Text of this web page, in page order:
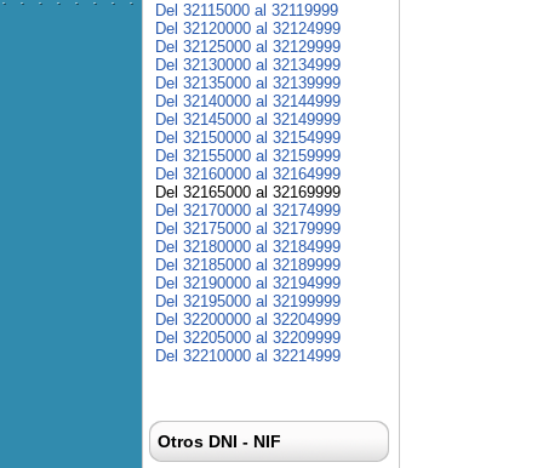
Del 32115000 al 32119999
Del 32120000 al 32124999
Del 32125000 al 32129999
Del 32130000 al 32134999
Del 32135000 al 32139999
Del 32140000 al 32144999
Del 32145000 al 32149999
Del 32150000 al 32154999
Del 32155000 al 32159999
Del 32160000 al 32164999
Del 32165000 al 32169999
Del 32170000 al 32174999
Del 32175000 al 32179999
Del 32180000 al 32184999
Del 32185000 al 32189999
Del 32190000 al 32194999
Del 32195000 al 32199999
Del 32200000 al 32204999
Del 32205000 al 32209999
Del 32210000 al 32214999
Otros DNI - NIF